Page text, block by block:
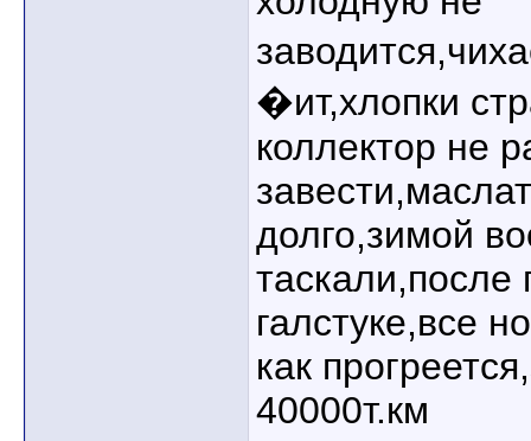
�ит,хлопки
коллектор не
долго,зимой
таскали,после
галстуке,все
как
40000т.км